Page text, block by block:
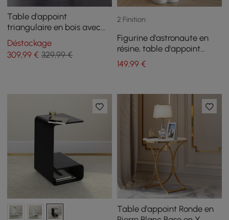
Table d'appoint
triangulaire en bois avec
base en métal
Déstockage
309,99 € 329,99 €
2 Finition
Figurine d'astronaute en
résine, table d'appoint
flottante dorée avec
rangement
149,99€
Table d'appoint Ronde en